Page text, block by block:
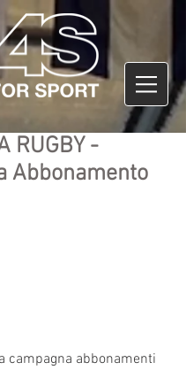
RUGBY -
Abbonamento
campagna abbonamenti